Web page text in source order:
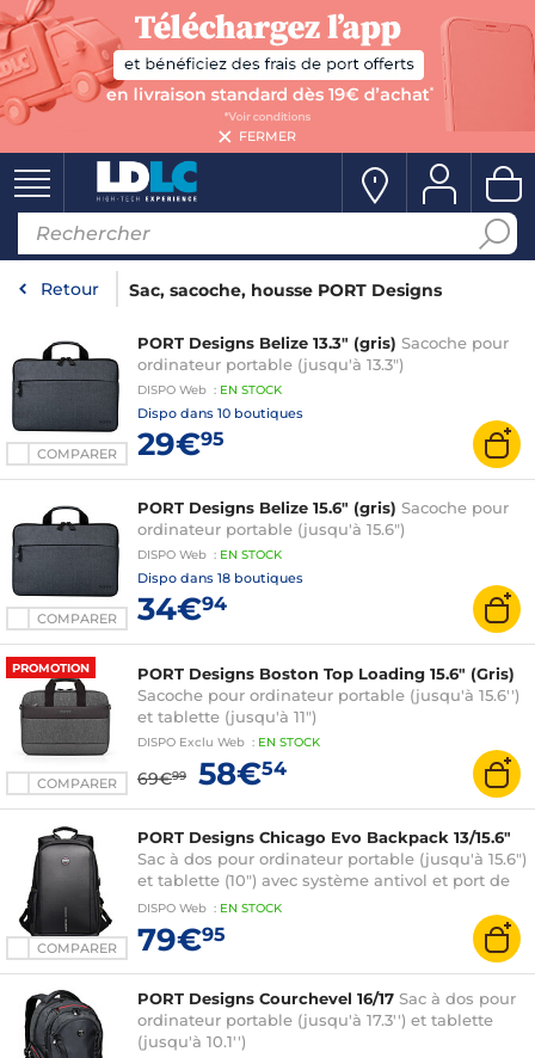
FERMER
Retour Sac, sacoche, housse PORT Designs
COMPARER
PORT Designs Belize 13.3" (gris) Sacoche pour
ordinateur portable (jusqu'à 13.3")
DISPO Web : EN STOCK
Dispo dans 10 boutiques
29€95
COMPARER
PORT Designs Belize 15.6" (gris) Sacoche pour
ordinateur portable (jusqu'à 15.6")
DISPO Web : EN STOCK
Dispo dans 18 boutiques
34€94
PROMOTION
COMPARER
PORT Designs Boston Top Loading 15.6" (Gris)
Sacoche pour ordinateur portable (jusqu'à 15.6'')
et tablette (jusqu'à 11")
DISPO Exclu Web : EN STOCK
69€99 58€54
COMPARER
PORT Designs Chicago Evo Backpack 13/15.6"
Sac à dos pour ordinateur portable (jusqu'à 15.6")
et tablette (10") avec système antivol et port de
charge USB
DISPO Web : EN STOCK
79€95
PORT Designs Courchevel 16/17 Sac à dos pour
ordinateur portable (jusqu'à 17.3'') et tablette
(jusqu'à 10.1'')